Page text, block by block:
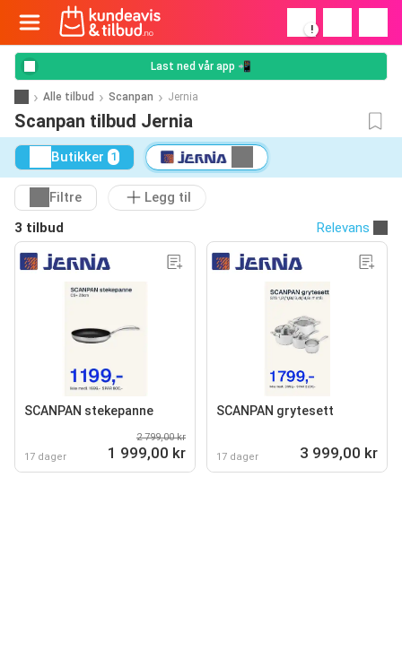
!
Last ned vår app 📲
Alle tilbud Scanpan Jernia
Scanpan tilbud Jernia
Butikker 1
Filtre
Legg til
3 tilbud
Relevans
SCANPAN stekepanne
17 dager
2 799,00 kr
1 999,00 kr
SCANPAN grytesett
17 dager 3 999,00 kr